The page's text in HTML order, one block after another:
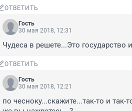
ОТВЕТИТЬ
Гость
30 мая 2018, 12:31
Чудеса в решете...Это государство
ОТВЕТИТЬ
Гость
30 мая 2018, 12:21
по чесноку...скажите...так-то и